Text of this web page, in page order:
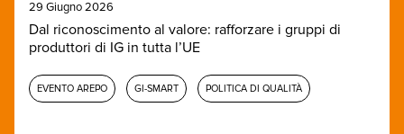
29 Giugno 2026
Dal riconoscimento al valore: rafforzare i gruppi di
produttori di IG in tutta l’UE
EVENTO AREPO GI-SMART POLITICA DI QUALITÀ